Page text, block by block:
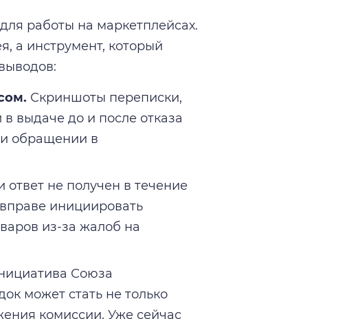
работы на маркетплейсах.
а инструмент, который
Скриншоты переписки,
выдаче до и после отказа
обращении в
ответ не получен в течение
инициировать
из-за жалоб на
Союза
может стать не только
комиссии. Уже сейчас